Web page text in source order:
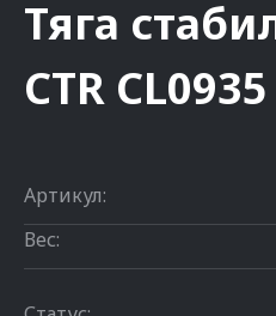
Тяга
CTR CL0935
Артикул:
Вес: